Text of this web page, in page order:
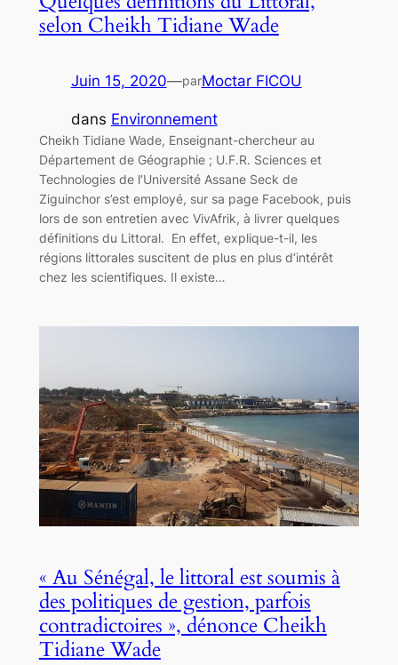
selon Cheikh Tidiane Wade
Juin 15, 2020—parMoctar FICOU
dans Environnement
Cheikh Tidiane Wade, Enseignant-chercheur au
Département de Géographie ; U.F.R. Sciences et
Technologies de l’Université Assane Seck de
Ziguinchor s’est employé, sur sa page Facebook, puis
lors de son entretien avec VivAfrik, à livrer quelques
définitions du Littoral. En effet, explique-t-il, les
régions littorales suscitent de plus en plus d’intérêt
chez les scientifiques. Il existe…
« Au Sénégal, le littoral est soumis à
des politiques de gestion, parfois
contradictoires », dénonce Cheikh
Tidiane Wade